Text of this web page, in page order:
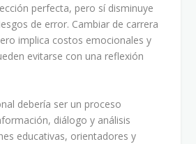
perfecta, pero sí disminuye
de error. Cambiar de carrera
implica costos emocionales y
evitarse con una reflexión
debería ser un proceso
diálogo y análisis
educativas, orientadores y